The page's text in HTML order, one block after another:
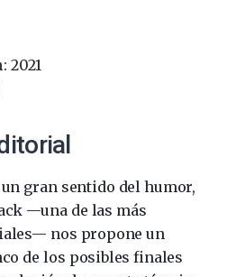
: 2021
gran sentido del humor,
—una de las más
nos propone un
de los posibles finales